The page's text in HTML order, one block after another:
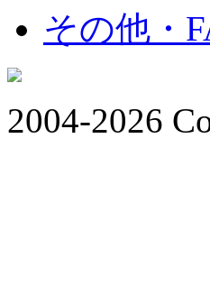
その他・
2004-2026